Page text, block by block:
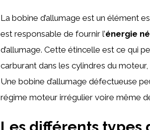
La bobine d’allumage est un élément
est responsable de fournir l’énergie
d’allumage. Cette étincelle est ce qui
carburant dans les cylindres du
Une bobine d’allumage défectueuse
régime moteur irrégulier voire même
Les différents types